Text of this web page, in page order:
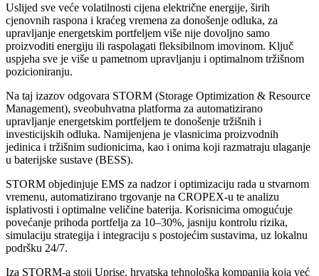
Uslijed sve veće volatilnosti cijena električne energije, širih
cjenovnih raspona i kraćeg vremena za donošenje odluka, za
upravljanje energetskim portfeljem više nije dovoljno samo
proizvoditi energiju ili raspolagati fleksibilnom imovinom. Ključ
uspjeha sve je više u pametnom upravljanju i optimalnom tržišnom
pozicioniranju.
Na taj izazov odgovara STORM (Storage Optimization & Resource
Management), sveobuhvatna platforma za automatizirano
upravljanje energetskim portfeljem te donošenje tržišnih i
investicijskih odluka. Namijenjena je vlasnicima proizvodnih
jedinica i tržišnim sudionicima, kao i onima koji razmatraju ulaganje
u baterijske sustave (BESS).
STORM objedinjuje EMS za nadzor i optimizaciju rada u stvarnom
vremenu, automatizirano trgovanje na CROPEX-u te analizu
isplativosti i optimalne veličine baterija. Korisnicima omogućuje
povećanje prihoda portfelja za 10–30%, jasniju kontrolu rizika,
simulaciju strategija i integraciju s postojećim sustavima, uz lokalnu
podršku 24/7.
Iza STORM-a stoji Uprise, hrvatska tehnološka kompanija koja već